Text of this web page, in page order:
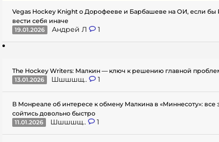
Vegas Hockey Knight о Дорофееве и Барбашеве на ОИ, если бы
вести себя иначе
19.01.2026
Андрей Л 1
The Hockey Writers: Малкин — ключ к решению главной
13.01.2026
Шшшшщ.. 1
В Монреале об интересе к обмену Малкина в «Миннесоту»: все
сойтись довольно быстро
11.01.2026
Шшшшщ.. 1